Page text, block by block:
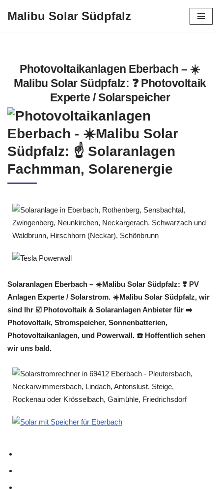
Malibu Solar Südpfalz
Photovoltaikanlagen Eberbach – ☀️
Malibu Solar Südpfalz: ❓️ Photovoltaik
Experte / Solarspeicher
Solaranlagen Eberbach – ☀️Malibu Solar Südpfalz: ❣️ PV
Anlagen Experte / Solarstrom. ☀️Malibu Solar Südpfalz, wir
sind Ihr ☑️ Photovoltaik & Solaranlagen Anbieter für ➡️
Photovoltaik, Stromspeicher, Sonnenbatterien,
Photovoltaikanlagen, und Powerwall. ☎️ Hoffentlich sehen
wir uns bald.